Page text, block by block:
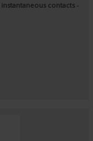
contacts -